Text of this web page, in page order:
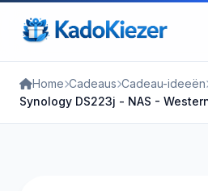
Home Cadeaus Cadeau-ideeën
Synology DS223j - NAS -